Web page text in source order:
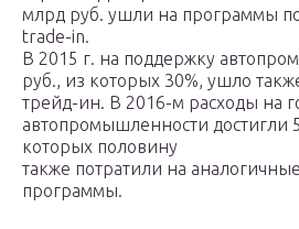
млрд руб. ушли на программы
trade-in.
В 2015 г. на поддержку
руб., из которых 30%, ушло
трейд-ин. В 2016-м расходы на
автопромышленности достигли
которых половину
также потратили на
программы.